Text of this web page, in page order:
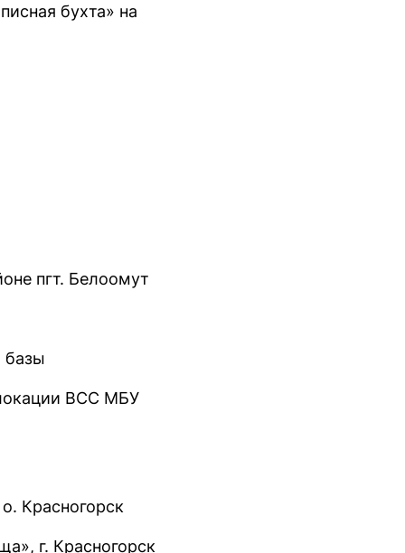
бухта» на
пгт. Белоомут
базы
ВСС МБУ
Красногорск
г. Красногорск